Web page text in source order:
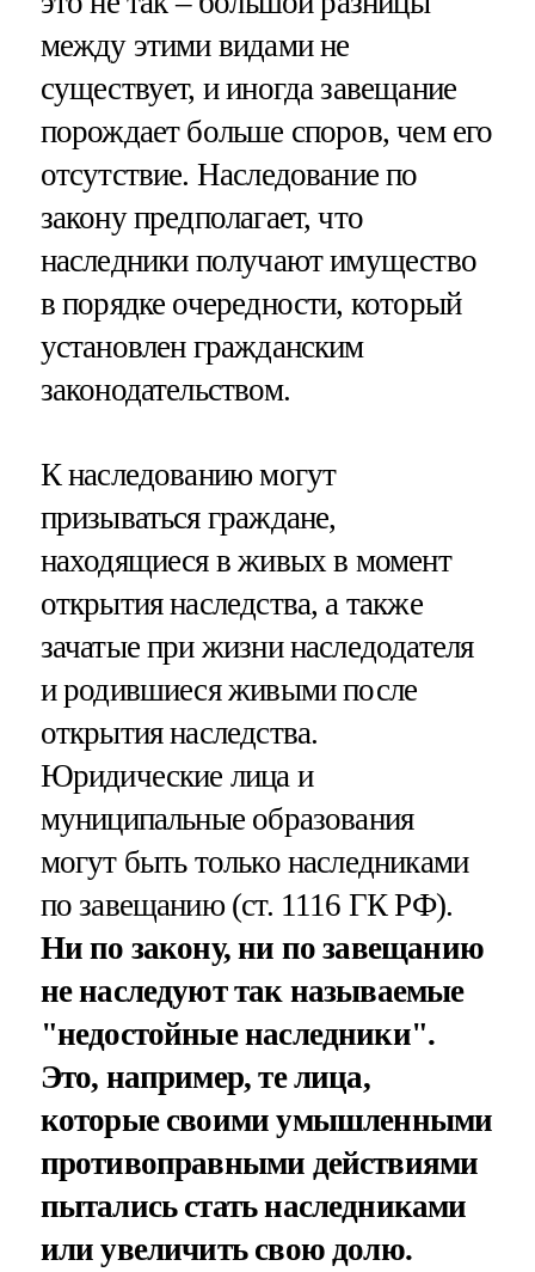
между этими видами не
существует, и иногда завещание
порождает больше споров, чем его
отсутствие. Наследование по
закону предполагает, что
наследники получают имущество
в порядке очередности, который
установлен гражданским
законодательством.
К наследованию могут
призываться граждане,
находящиеся в живых в момент
открытия наследства, а также
зачатые при жизни наследодателя
и родившиеся живыми после
открытия наследства.
Юридические лица и
муниципальные образования
могут быть только наследниками
по завещанию (ст. 1116 ГК РФ).
Ни по закону, ни по завещанию
не наследуют так называемые
"недостойные наследники".
Это, например, те лица,
которые своими умышленными
противоправными действиями
пытались стать наследниками
или увеличить свою долю.